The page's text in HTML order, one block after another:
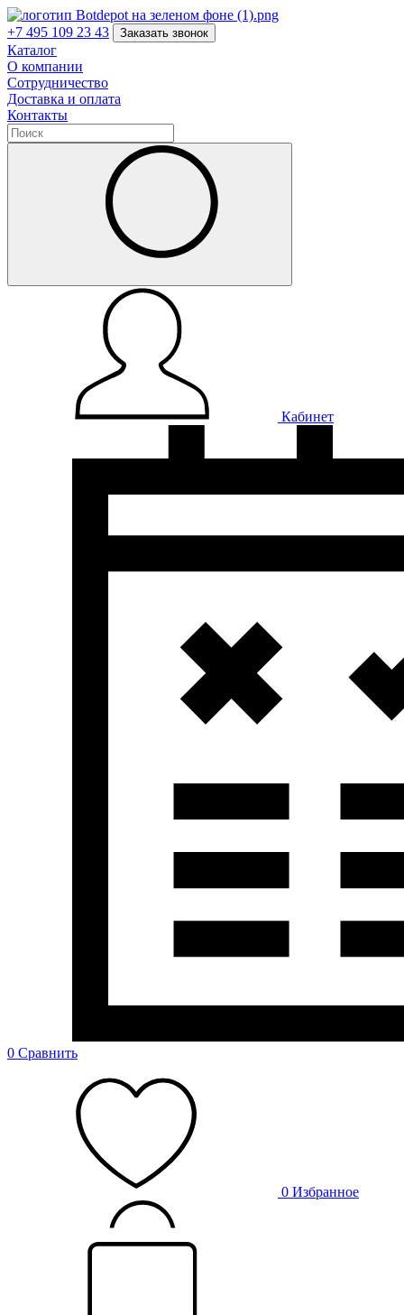
+7 495 109 23 43 Заказать звонок
Каталог
О компании
Сотрудничество
Доставка и оплата
Контакты
Кабинет
0 Сравнить
0 Избранное